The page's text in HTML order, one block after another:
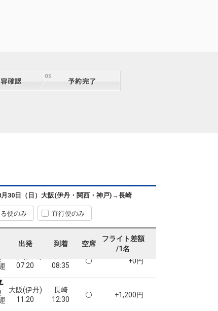
30日（日） 大阪(伊丹・関西・神戸) →長崎
便のみ 直行便のみ
出発 到着 空席
フライト差額
/1名
07:20
08:35
+0円
大阪(伊丹)
11:20
長崎
12:30
+1,200円